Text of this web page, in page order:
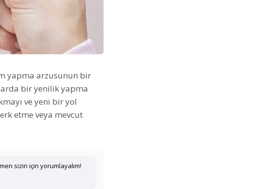
yapma arzusunun bir
bir yenilik yapma
ve yeni bir yol
etme veya mevcut
sizin için yorumlayalım!